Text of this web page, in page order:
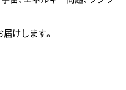
けします。